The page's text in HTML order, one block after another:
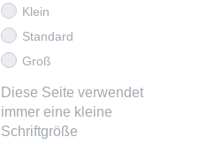
Klein
Standard
Groß
Diese Seite verwendet
immer eine kleine
Schriftgröße